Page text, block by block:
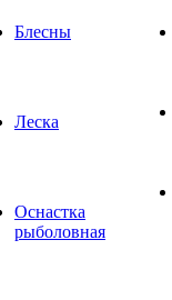
Блесны
Леска
Оснастка
рыболовная